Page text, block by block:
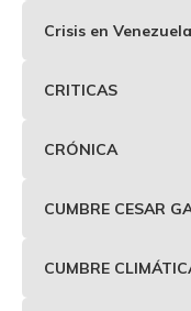
Crisis en Venezuela
CRITICAS
CRÓNICA
CUMBRE CESAR
CUMBRE